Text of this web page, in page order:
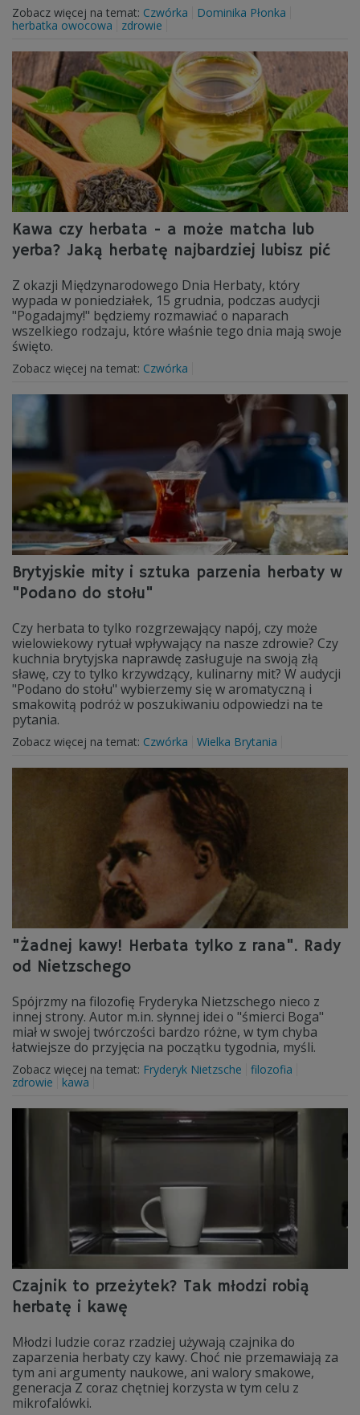
Zobacz więcej na temat: Czwórka
Dominika Płonka
herbatka owocowa
zdrowie
Kawa czy herbata - a może matcha lub
yerba? Jaką herbatę najbardziej lubisz pić
Z okazji Międzynarodowego Dnia Herbaty, który
wypada w poniedziałek, 15 grudnia, podczas audycji
"Pogadajmy!" będziemy rozmawiać o naparach
wszelkiego rodzaju, które właśnie tego dnia mają swoje
święto.
Zobacz więcej na temat: Czwórka
Brytyjskie mity i sztuka parzenia herbaty w
"Podano do stołu"
Czy herbata to tylko rozgrzewający napój, czy może
wielowiekowy rytuał wpływający na nasze zdrowie? Czy
kuchnia brytyjska naprawdę zasługuje na swoją złą
sławę, czy to tylko krzywdzący, kulinarny mit? W audycji
"Podano do stołu" wybierzemy się w aromatyczną i
smakowitą podróż w poszukiwaniu odpowiedzi na te
pytania.
Zobacz więcej na temat: Czwórka Wielka Brytania
"Żadnej kawy! Herbata tylko z rana". Rady
od Nietzschego
Spójrzmy na filozofię Fryderyka Nietzschego nieco z
innej strony. Autor m.in. słynnej idei o "śmierci Boga"
miał w swojej twórczości bardzo różne, w tym chyba
łatwiejsze do przyjęcia na początku tygodnia, myśli.
Zobacz więcej na temat: Fryderyk Nietzsche
filozofia
zdrowie
kawa
Czajnik to przeżytek? Tak młodzi robią
herbatę i kawę
Młodzi ludzie coraz rzadziej używają czajnika do
zaparzenia herbaty czy kawy. Choć nie przemawiają za
tym ani argumenty naukowe, ani walory smakowe,
generacja Z coraz chętniej korzysta w tym celu z
mikrofalówki.